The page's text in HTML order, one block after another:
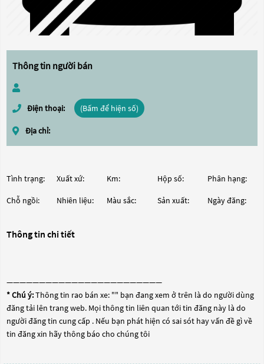
Thông tin người bán
Điện thoại: (Bấm để hiện số)
Địa chỉ:
Tình trạng: Xuất xứ: Km: Hộp số: Phân hạng:
Chỗ ngồi: Nhiên liệu: Màu sắc: Sản xuất: Ngày đăng:
Thông tin chi tiết
————————————————————————
* Chú ý:Thông tin rao bán xe: "" bạn đang xem ở trên là do người dùng
đăng tải lên trang web. Mọi thông tin liên quan tới tin đăng này là do
người đăng tin cung cấp . Nếu bạn phát hiện có sai sót hay vấn đề gì về
tin đăng xin hãy thông báo cho chúng tôi